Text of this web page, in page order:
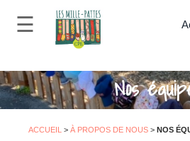
À propos de nous
Carrière
Service de garde
milieu familial
☰
Nos
ACCUEIL > À PROPOS DE NOUS > NOS